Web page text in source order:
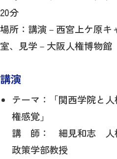
20分
場所：講演－西宮上ケ原キ
室、見学－大阪人権博物館
講演
テーマ：「関西学院と
権感覚」
講 師： 細見和志 人
政策学部教授